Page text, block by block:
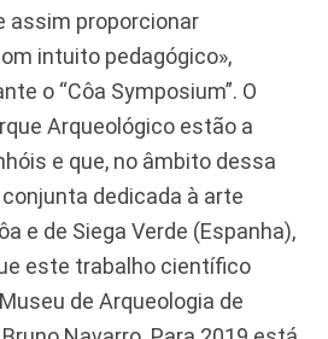
assim proporcionar
intuito pedagógico»,
o “Côa Symposium”. O
Arqueológico estão a
e que, no âmbito dessa
dedicada à arte
e de Siega Verde (Espanha),
este trabalho científico
de Arqueologia de